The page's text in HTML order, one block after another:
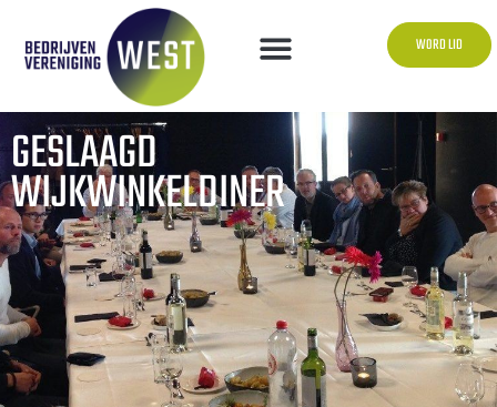
WORD LID
GESLAAGD
WIJKWINKELDINER